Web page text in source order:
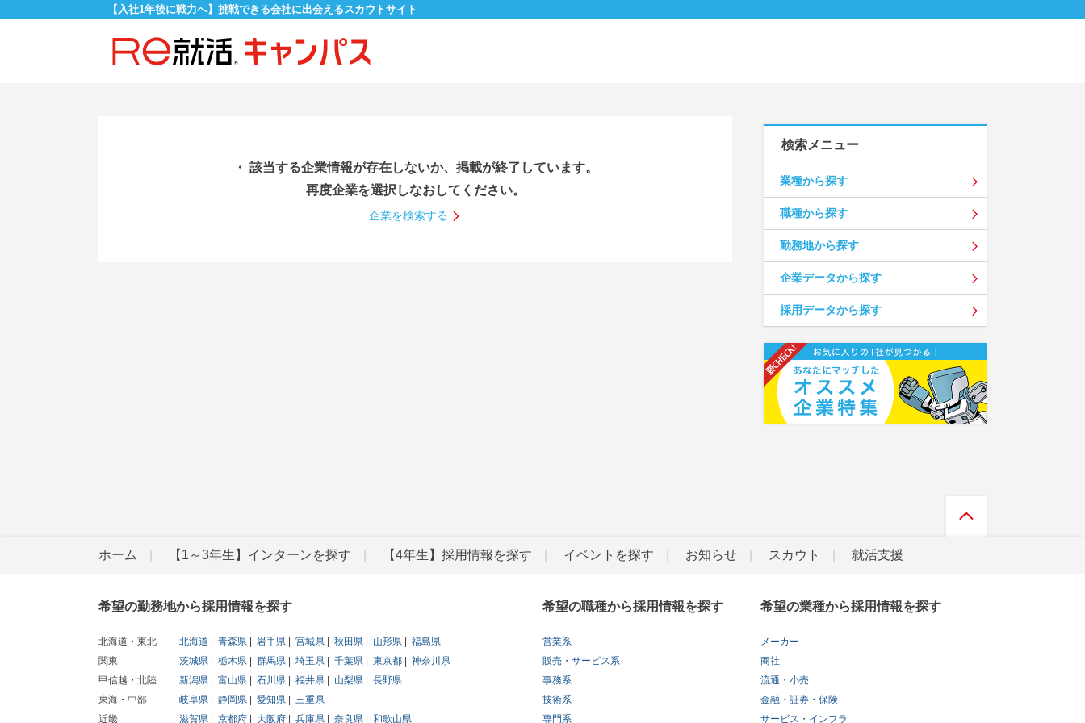
【入社1年後に戦力へ】挑戦できる会社に出会えるスカウトサイト
・ 該当する企業情報が存在しないか、掲載が終了しています。
再度企業を選択しなおしてください。
企業を検索する
検索メニュー
業種から探す
職種から探す
勤務地から探す
企業データから探す
採用データから探す
ホーム 【1～3年生】インターンを探す 【4年生】採用情報を探す イベントを探す お知らせ スカウト 就活支援
希望の勤務地から採用情報を探す
北海道・東北 北海道 青森県 岩手県 宮城県 秋田県 山形県
福島県
関東
茨城県 栃木県 群馬県 埼玉県 千葉県 東京都
神奈川県
甲信越・北陸
新潟県 富山県 石川県 福井県 山梨県
長野県
東海・中部
岐阜県 静岡県 愛知県
三重県
近畿
滋賀県 京都府 大阪府 兵庫県 奈良県 和歌山県
希望の職種から採用情報を探す
営業系
販売・サービス系
事務系
技術系
専門系
希望の業種から採用情報を探す
メーカー
商社
流通・小売
金融・証券・保険
サービス・インフラ